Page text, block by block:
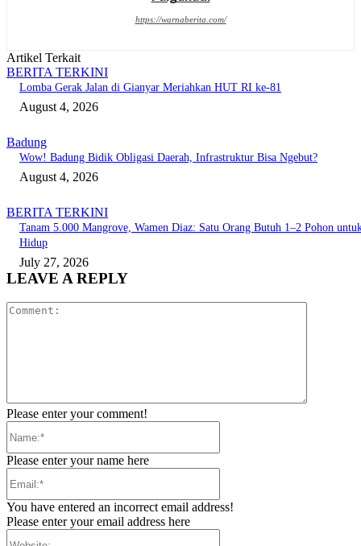
https://warnaberita.com/
Artikel Terkait
BERITA TERKINI
Lomba Gerak Jalan di Gianyar Meriahkan HUT RI ke-81
August 4, 2026
Badung
Wow! Badung Bidik Obligasi Daerah, Infrastruktur Bisa Ngebut?
August 4, 2026
BERITA TERKINI
Tanam 5.000 Mangrove, Wamen Diaz: Satu Orang Butuh 1–2 Pohon
Hidup
July 27, 2026
LEAVE A REPLY
Please enter your comment!
Please enter your name here
You have entered an incorrect email address!
Please enter your email address here